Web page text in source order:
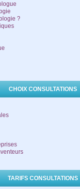
?
CHOIX CONSULTATIONS
TARIFS CONSULTATIONS